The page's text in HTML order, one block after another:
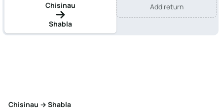
Chisinau
Shabla
Add return
Chisinau → Shabla